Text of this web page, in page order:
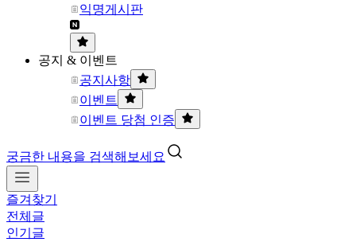
익명게시판
공지 & 이벤트
공지사항
이벤트
이벤트 당첨 인증
궁금한 내용을 검색해보세요
즐겨찾기
전체글
인기글